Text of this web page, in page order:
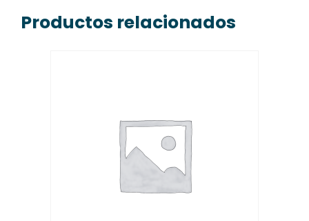
Productos relacionados